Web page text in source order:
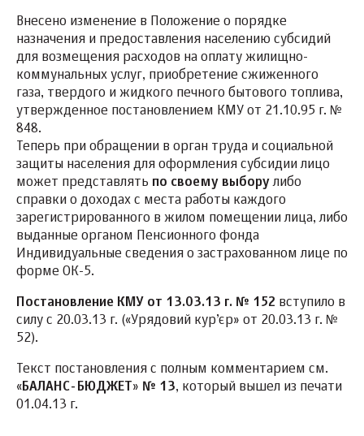
Внесено изменение в Положение о порядке
назначения и предоставления населению субсидий
для возмещения расходов на оплату жилищно-
коммунальных услуг, приобретение сжиженного
газа, твердого и жидкого печного бытового топлива,
утвержденное постановлением КМУ от 21.10.95 г. №
848.
Теперь при обращении в орган труда и социальной
защиты населения для оформления субсидии лицо
может представлять по своему выборулибо
справки о доходах с места работы каждого
зарегистрированного в жилом помещении лица, либо
выданные органом Пенсионного фонда
Индивидуальные сведения о застрахованном лице по
форме ОК-5.
Постановление КМУ от 13.03.13 г. № 152 вступило в
силу с 20.03.13 г. («Урядовий кур’єр» от 20.03.13 г. №
52).
Текст постановления с полным комментарием см.
«БАЛАНС-БЮДЖЕТ » № 13, который вышел из печати
01.04.13 г.